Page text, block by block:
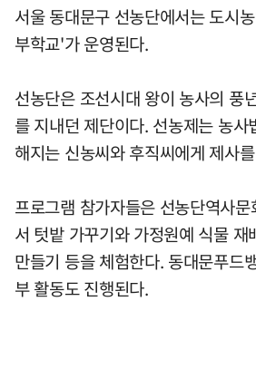
서울 동대문구 선농단에서는 도시
부학교'가 운영된다.
선농단은 조선시대 왕이 농사의 풍
를 지내던 제단이다. 선농제는 농사
해지는 신농씨와 후직씨에게 제사
프로그램 참가자들은 선농단역사
서 텃밭 가꾸기와 가정원예 식물
만들기 등을 체험한다. 동대문푸드
부 활동도 진행된다.